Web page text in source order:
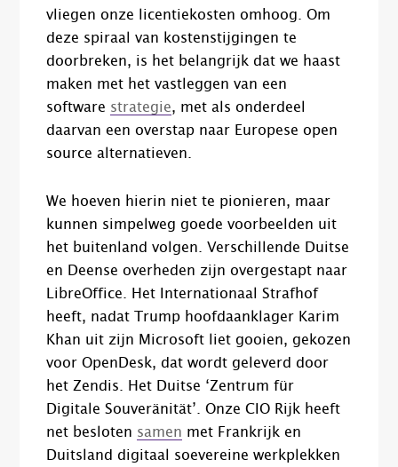
vliegen onze licentiekosten omhoog. Om
deze spiraal van kostenstijgingen te
doorbreken, is het belangrijk dat we haast
maken met het vastleggen van een
software strategie, met als onderdeel
daarvan een overstap naar Europese open
source alternatieven.
We hoeven hierin niet te pionieren, maar
kunnen simpelweg goede voorbeelden uit
het buitenland volgen. Verschillende Duitse
en Deense overheden zijn overgestapt naar
LibreOffice. Het Internationaal Strafhof
heeft, nadat Trump hoofdaanklager Karim
Khan uit zijn Microsoft liet gooien, gekozen
voor OpenDesk, dat wordt geleverd door
het Zendis. Het Duitse ‘Zentrum für
Digitale Souveränität’. Onze CIO Rijk heeft
net besloten samen met Frankrijk en
Duitsland digitaal soevereine werkplekken